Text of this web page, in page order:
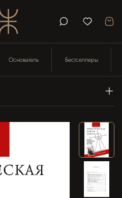
Основатель Бестселлеры